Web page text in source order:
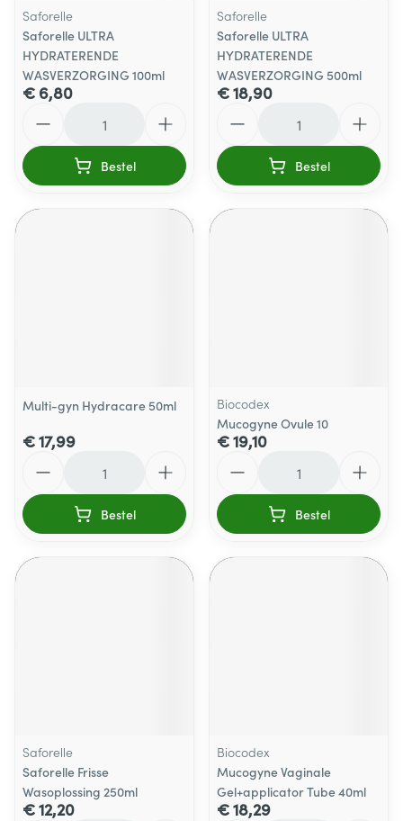
Saforelle
Saforelle ULTRA
HYDRATERENDE
WASVERZORGING 100ml
€ 6,80
Bestel
Saforelle
Saforelle ULTRA
HYDRATERENDE
WASVERZORGING 500ml
€ 18,90
Bestel
Multi-gyn Hydracare 50ml
€ 17,99
Bestel
Biocodex
Mucogyne Ovule 10
€ 19,10
Bestel
Saforelle
Saforelle Frisse
Wasoplossing 250ml
€ 12,20
Biocodex
Mucogyne Vaginale
Gel+applicator Tube 40ml
€ 18,29